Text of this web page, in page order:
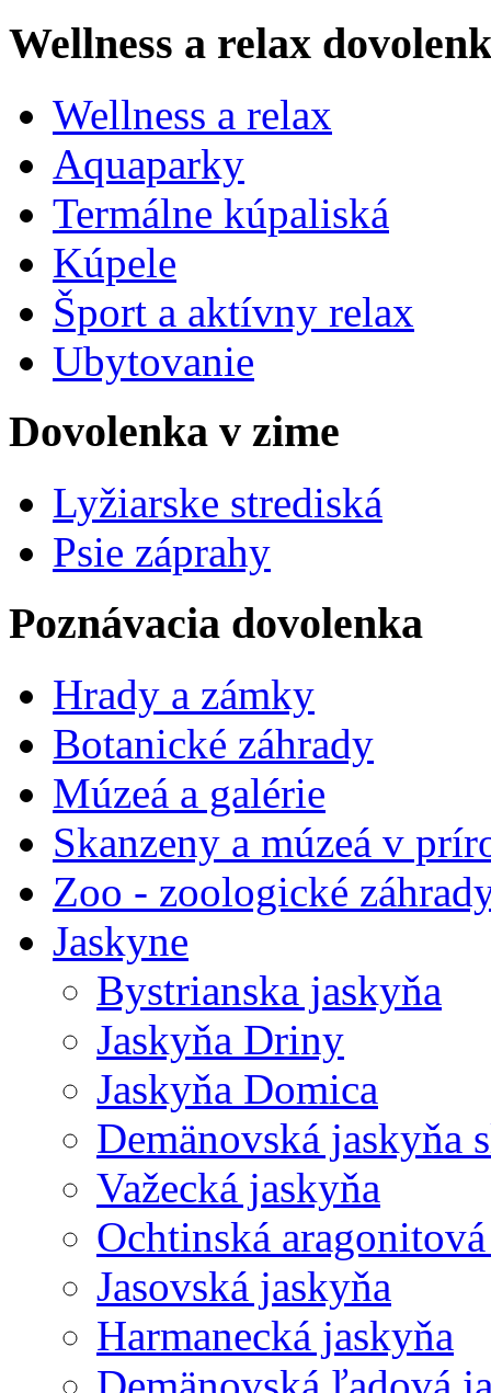
Wellness a relax
Wellness a relax
Aquaparky
Termálne kúpaliská
Kúpele
Šport a aktívny relax
Ubytovanie
Dovolenka v zime
Lyžiarske strediská
Psie záprahy
Poznávacia dovolenka
Hrady a zámky
Botanické záhrady
Múzeá a galérie
Skanzeny a múzeá v
Zoo - zoologické
Jaskyne
Bystrianska jaskyňa
Jaskyňa Driny
Jaskyňa Domica
Demänovská jaskyňa
Važecká jaskyňa
Ochtinská
Jasovská jaskyňa
Harmanecká jaskyňa